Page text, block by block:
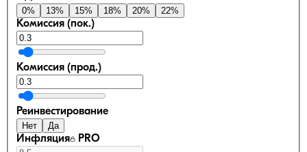
0% 13% 15% 18% 20% 22%
Комиссия (пок.)
Комиссия (прод.)
Реинвестирование
Нет Да
Инфляция PRO